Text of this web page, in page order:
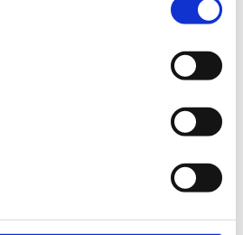
Sportkompas